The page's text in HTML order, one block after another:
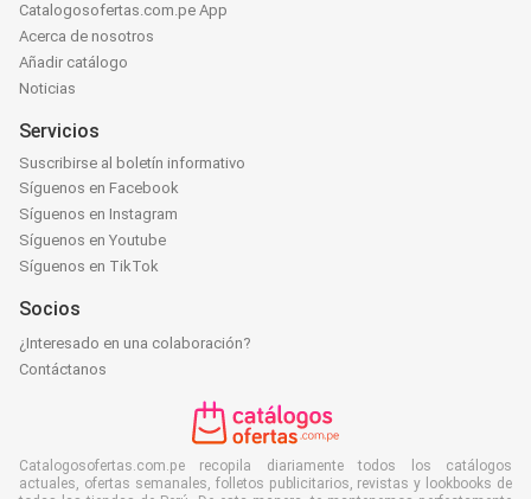
Catalogosofertas.com.pe App
Acerca de nosotros
Añadir catálogo
Noticias
Servicios
Suscribirse al boletín informativo
Síguenos en Facebook
Síguenos en Instagram
Síguenos en Youtube
Síguenos en TikTok
Socios
¿Interesado en una colaboración?
Contáctanos
Catalogosofertas.com.pe recopila diariamente todos los catálogos
actuales, ofertas semanales, folletos publicitarios, revistas y lookbooks de